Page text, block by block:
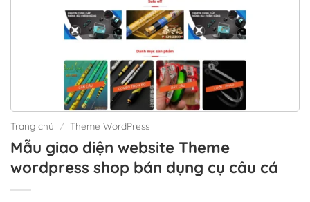
Trang chủ / Theme WordPress
Mẫu giao diện website Theme
wordpress shop bán dụng cụ câu cá